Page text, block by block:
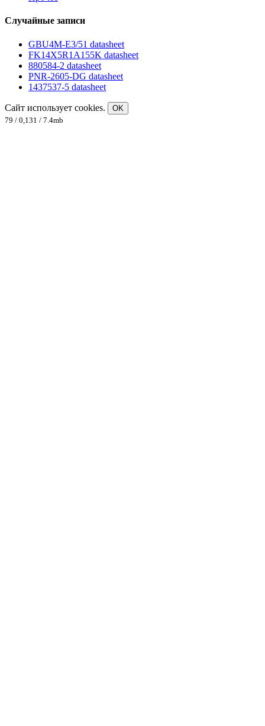
Случайные записи
GBU4M-E3/51 datasheet
FK14X5R1A155K datasheet
880584-2 datasheet
PNR-2605-DG datasheet
1437537-5 datasheet
Сайт использует cookies.
OK
79 / 0,131 / 7.4mb